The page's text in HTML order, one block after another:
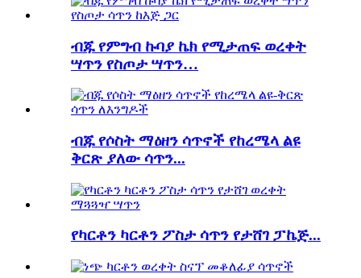
ብጁ የምግብ ኩባያ ኬክ የሚታጠፍ ወረቀት
ሣጥን የስጦታ ሣጥን…
ብጁ የሶስት ማዕዘን ሳጥኖች የከረሜላ ልዩ
ቅርጽ ያለው ሳጥን...
የካርቶን ካርቶን ፖስታ ሳጥን የታሸገ ፓኬጅ...